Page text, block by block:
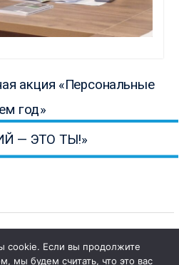
акция «Персональные
год»
— ЭТО ТЫ!»
cookie. Если вы продолжите
мы будем считать, что это вас